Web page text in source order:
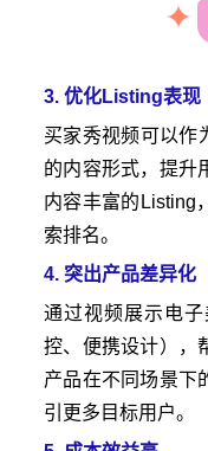
3. 优化Listing表现
买家秀视频可以作
的内容形式，提升
内容丰富的Listing
索排名。
4. 突出产品差异化
通过视频展示电
控、便携设计），
产品在不同场景下
引更多目标用户。